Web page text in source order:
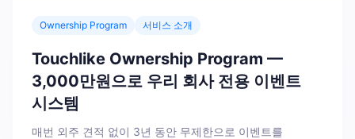
Ownership Program 서비스 소개
Touchlike Ownership Program —
3,000만원으로 우리 회사 전용 이벤트
시스템
매번 외주 견적 없이 3년 동안 무제한으로 이벤트를